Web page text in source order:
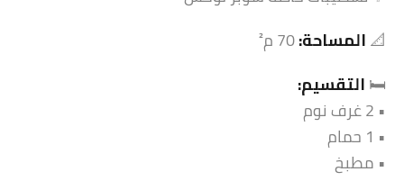
📐المساحة:
🛏️التقسيم:
• 2 غرف نوم
• 1 حمام
• مطبخ